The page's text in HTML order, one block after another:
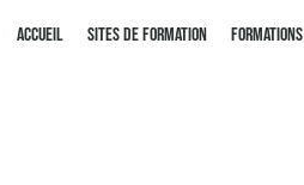
Accueil Sites de Formation Formations